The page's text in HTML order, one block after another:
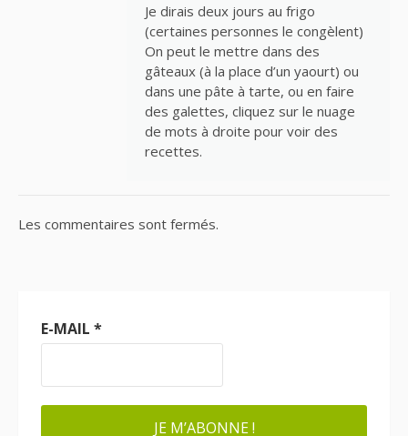
Je dirais deux jours au frigo
(certaines personnes le congèlent)
On peut le mettre dans des
gâteaux (à la place d’un yaourt) ou
dans une pâte à tarte, ou en faire
des galettes, cliquez sur le nuage
de mots à droite pour voir des
recettes.
Les commentaires sont fermés.
E-MAIL *